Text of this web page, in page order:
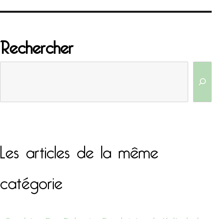
Rechercher
Les articles de la même
catégorie